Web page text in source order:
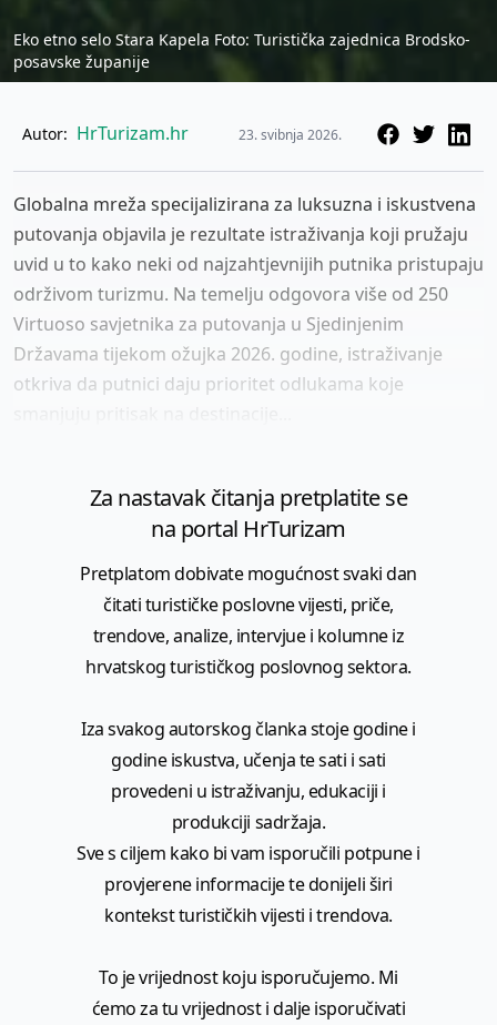
Eko etno selo Stara Kapela Foto: Turistička zajednica Brodsko-
posavske županije
Autor: HrTurizam.hr 23. svibnja 2026.
Globalna mreža specijalizirana za luksuzna i iskustvena
putovanja objavila je rezultate istraživanja koji pružaju
uvid u to kako neki od najzahtjevnijih putnika pristupaju
održivom turizmu. Na temelju odgovora više od 250
Virtuoso savjetnika za putovanja u Sjedinjenim
Državama tijekom ožujka 2026. godine, istraživanje
otkriva da putnici daju prioritet odlukama koje
Za nastavak čitanja pretplatite se
na portal HrTurizam
Pretplatom dobivate mogućnost svaki dan
čitati turističke poslovne vijesti, priče,
trendove, analize, intervjue i kolumne iz
hrvatskog turističkog poslovnog sektora.
Iza svakog autorskog članka stoje godine i
godine iskustva, učenja te sati i sati
provedeni u istraživanju, edukaciji i
produkciji sadržaja.
Sve s ciljem kako bi vam isporučili potpune i
provjerene informacije te donijeli širi
kontekst turističkih vijesti i trendova.
To je vrijednost koju isporučujemo. Mi
ćemo za tu vrijednost i dalje isporučivati